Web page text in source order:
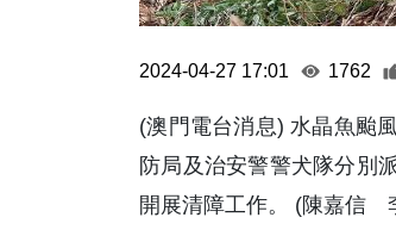
2024-04-27 17:01 1762
(澳門電台消息) 水晶魚颱
防局及治安警警犬隊分別
開展清障工作。 (陳嘉信